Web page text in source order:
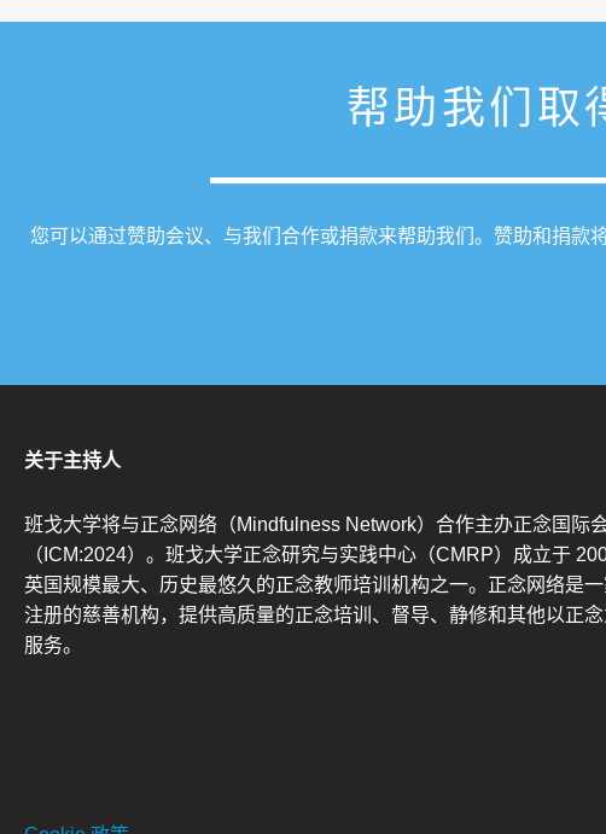
帮助我们
您可以通过赞助会议、与我们合作或捐款来帮助我们。赞助和捐
关于主持人
班戈大学将与正念网络（Mindfulness Network）合作主办正念国际
（ICM:2024）。班戈大学正念研究与实践中心（CMRP）成立于
英国规模最大、历史最悠久的正念教师培训机构之一。正念网络是一
注册的慈善机构，提供高质量的正念培训、督导、静修和其他以正
服务。